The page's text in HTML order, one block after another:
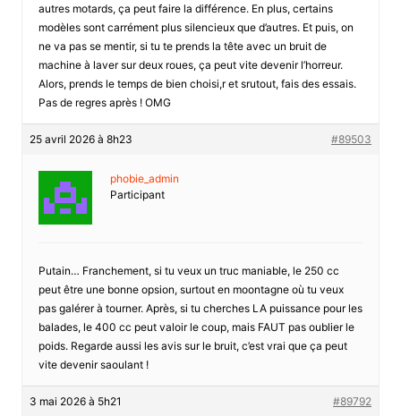
autres motards, ça peut faire la différence. En plus, certains
modèles sont carrément plus silencieux que d’autres. Et puis, on
ne va pas se mentir, si tu te prends la tête avec un bruit de
machine à laver sur deux roues, ça peut vite devenir l’horreur.
Alors, prends le temps de bien choisi,r et srutout, fais des essais.
Pas de regres après ! OMG
25 avril 2026 à 8h23 #89503
phobie_admin
Participant
Putain… Franchement, si tu veux un truc maniable, le 250 cc
peut être une bonne opsion, surtout en moontagne où tu veux
pas galérer à tourner. Après, si tu cherches LA puissance pour les
balades, le 400 cc peut valoir le coup, mais FAUT pas oublier le
poids. Regarde aussi les avis sur le bruit, c’est vrai que ça peut
vite devenir saoulant !
3 mai 2026 à 5h21 #89792